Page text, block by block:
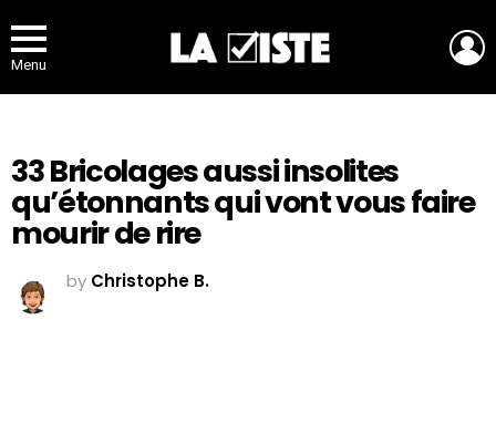
Menu
33 Bricolages aussi insolites
qu’étonnants qui vont vous faire
mourir de rire
by Christophe B.